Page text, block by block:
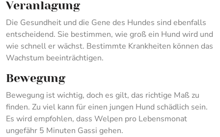
Veranlagung
Die Gesundheit und die Gene des Hundes sind ebenfalls
entscheidend. Sie bestimmen, wie groß ein Hund wird und
wie schnell er wächst. Bestimmte Krankheiten können das
Wachstum beeinträchtigen.
Bewegung
Bewegung ist wichtig, doch es gilt, das richtige Maß zu
finden. Zu viel kann für einen jungen Hund schädlich sein.
Es wird empfohlen, dass Welpen pro Lebensmonat
ungefähr 5 Minuten Gassi gehen.